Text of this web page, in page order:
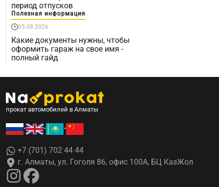
период отпусков
Полезная информация
05.08.2026
Какие документы нужны, чтобы
оформить гараж на свое имя -
полный гайд
прокат автомобилей в Алматы
• • •
+7 (701) 702 44 44
г. Алматы, ул. Гоголя 86, офис 100А, БЦ КазЖол